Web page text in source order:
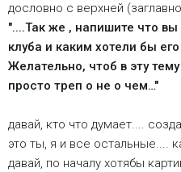
Нажмите,
звеняй..химик..нефкурил
значит "сделают клуб"и что
поуши" бр-бр-ррр,что
попал??Звеняй за мою
дословно с верхней
"....Так же , напишите что
клуба и каким хотели бы
Желательно, чтоб в эту
просто треп о не о чем…"
давай, кто что думает....
это ты, я и все остальные....
давай, по началу хотябы